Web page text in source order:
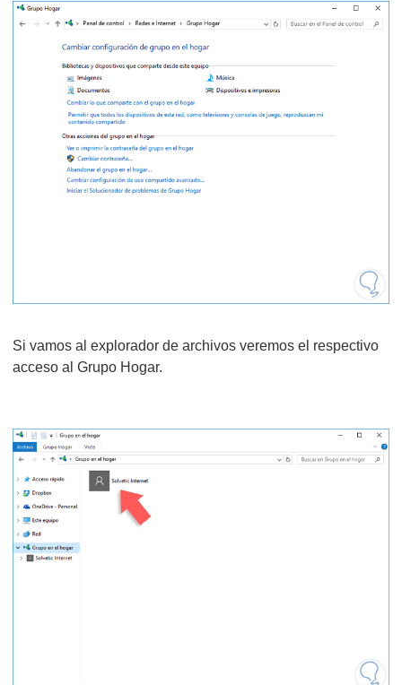
Si vamos al explorador de archivos veremos el respectivo
acceso al Grupo Hogar.